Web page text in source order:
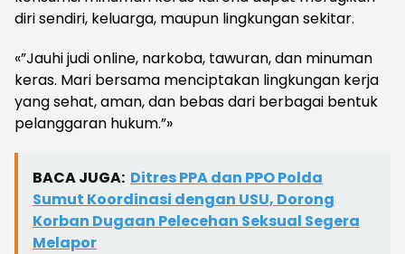
diri sendiri, keluarga, maupun lingkungan sekitar.
«”Jauhi judi online, narkoba, tawuran, dan minuman
keras. Mari bersama menciptakan lingkungan kerja
yang sehat, aman, dan bebas dari berbagai bentuk
pelanggaran hukum.”»
BACA JUGA: Ditres PPA dan PPO Polda
Sumut Koordinasi dengan USU, Dorong
Korban Dugaan Pelecehan Seksual Segera
Melapor